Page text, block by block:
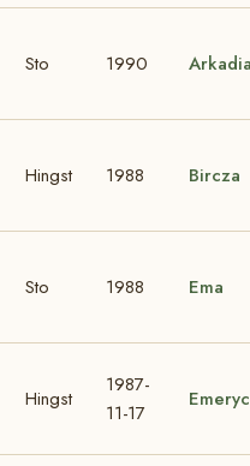
Sto 1990
Hingst 1988 Bircza
Sto 1988 Ema
Hingst
1987-
11-17